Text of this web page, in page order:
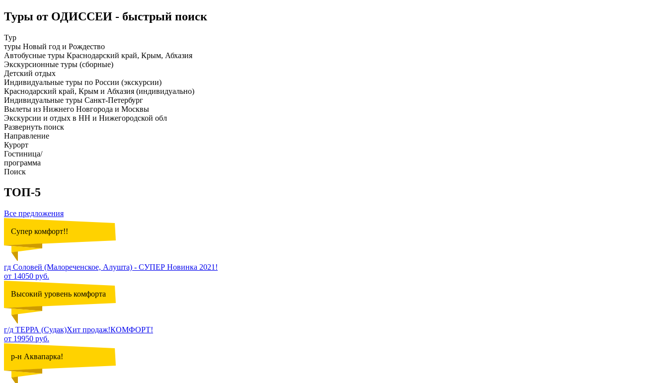
Туры от ОДИССЕИ - быстрый поиск
Тур
туры Новый год и Рождество
Автобусные туры Краснодарский край, Крым, Абхазия
Экскурсионные туры (сборные)
Детский отдых
Индивидуальные туры по России (экскурсии)
Краснодарский край, Крым и Абхазия (индивидуально)
Индивидуальные туры Санкт-Петербург
Вылеты из Нижнего Новгорода и Москвы
Экскурсии и отдых в НН и Нижегородской обл
Развернуть поиск
Направление
Курорт
Гостиница/
программа
Поиск
ТОП-5
Все предложения
Супер комфорт!!
гд Соловей (Малореченское, Алушта) - СУПЕР Новинка 2021!
от 14050 руб.
Высокий уровень комфорта
г/д ТЕРРА (Судак)Хит продаж!КОМФОРТ!
от 19950 руб.
р-н Аквапарка!